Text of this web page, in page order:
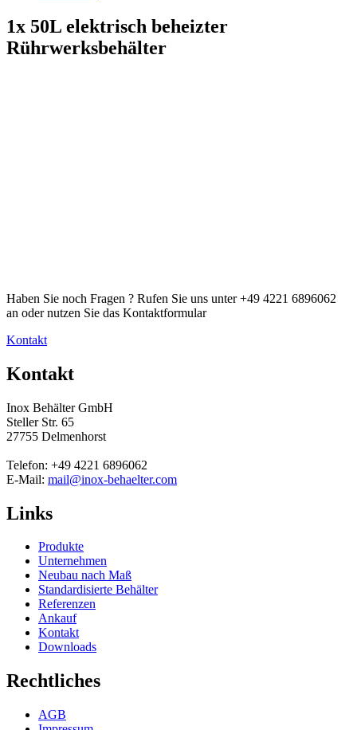
1x 50L elektrisch beheizter
Rührwerksbehälter
Haben Sie noch Fragen ? Rufen Sie uns unter +49 4221 6896062
an oder nutzen Sie das Kontaktformular
Kontakt
Kontakt
Inox Behälter GmbH
Steller Str. 65
27755 Delmenhorst
Telefon: +49 4221 6896062
E-Mail: mail@inox-behaelter.com
Links
Produkte
Unternehmen
Neubau nach Maß
Standardisierte Behälter
Referenzen
Ankauf
Kontakt
Downloads
Rechtliches
AGB